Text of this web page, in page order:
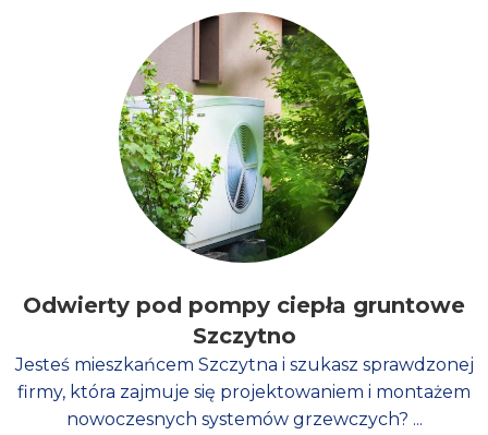
Odwierty pod pompy ciepła gruntowe
Szczytno
Jesteś mieszkańcem Szczytna i szukasz sprawdzonej
firmy, która zajmuje się projektowaniem i montażem
nowoczesnych systemów grzewczych? ...